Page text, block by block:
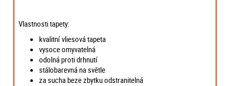
Vlastnosti tapety:
kvalitní vliesová tapeta
vysoce omyvatelná
odolná proti drhnutí
stálobarevná na světle
za sucha beze zbytku odstranitelná